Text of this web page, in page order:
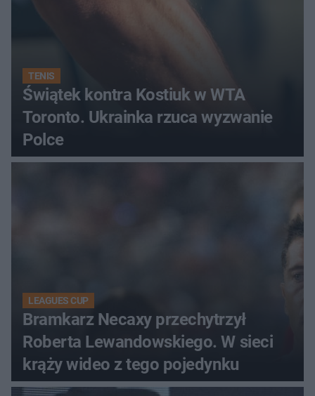
TENIS
Świątek kontra Kostiuk w WTA
Toronto. Ukrainka rzuca wyzwanie
Polce
LEAGUES CUP
Bramkarz Necaxy przechytrzył
Roberta Lewandowskiego. W sieci
krąży wideo z tego pojedynku